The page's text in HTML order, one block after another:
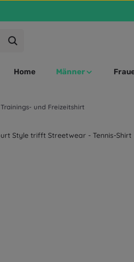
Home Männer
Trainings- und Freizeitshirt